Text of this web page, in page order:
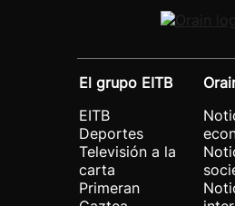
El grupo EITB
EITB
Deportes
Televisión a la
carta
Primeran